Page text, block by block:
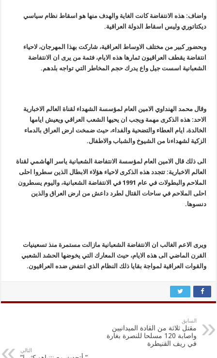
واضاف: هذه الانتفاضة كانت الغاية والهدف منها هو اسقاط نظام سياسي
ديكتاتوري وليس اسقاط الدولة العراقية.
وبحضور كبير من مختلف الاوساط العراقية، شاركت بهذا المهرجان، ﻻحياء
انتفاضة يقطف العراقيون ثمارها هذه الايام، فثمة من يرى ان الانتفاضة
الشعبانية اسست جيل واع يدرك حجم المخاطر التي تواجه بلدهم.
وقال محمد الهنداوي الامين العام لمؤسسة الشهداء لقناة العالم الاخبارية
الاحد: هذه الذكرى مهمة ويجب ان يحيها الشعب العراقي ويعيش ايامها
الخالدة، ايام العطاء والتضحية والفداء، حيث ضمخت ارض العراق بالدماء
الزكية لشهداءنا من الشيوخ والشباب والاطفال.
الى ذلك قال الامين العام لمؤسسة الانتفاضة الشعبانية ياسر الهاشمي لقناة
العالم الاخبارية: تتجدد هذه الذكرى لاحياء هؤلاء الابطال الذين سطروا احلى
الملاحم والبطولات في عام 1991 في الانتفاضة الشعبانية، واليوم يسطرون
احلى الملاحم في ساحات القتال لطرد داعش من ارض العراق والذين
دنسوها.
ويرى الاعم الغالب ان الانتفاضة الشعبانية مازالت مستمرة منذ تسعينيات
القرن الماضي الى هذه الايام، حيث المعارك التي يخوضها الحشد الشعبي
والقوات العراقية لمواجة بقايا ذلك النظام الذي انتفض ضده العراقيون.
السابق
مقتل ثلاثة من القادة الميدانيين
واصابة 120 مسلحا للنصرة بغارة
في ريف القنيطرة
التالي